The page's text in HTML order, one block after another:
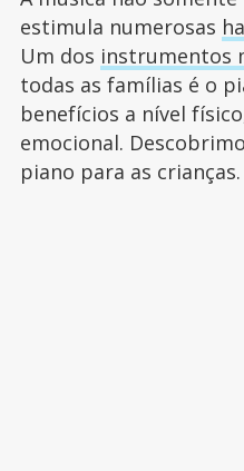
estimula numerosas
Um dos instrumentos
todas as famílias é o
benefícios a nível
emocional.
piano para as crianças.